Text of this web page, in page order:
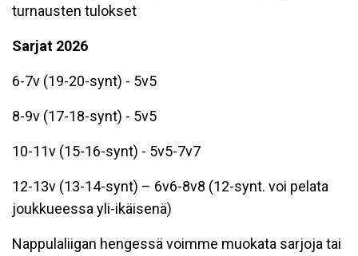
turnausten tulokset
Sarjat 2026
6-7v (19-20-synt) - 5v5
8-9v (17-18-synt) - 5v5
10-11v (15-16-synt) - 5v5-7v7
12-13v (13-14-synt) – 6v6-8v8 (12-synt. voi pelata
joukkueessa yli-ikäisenä)
Nappulaliigan hengessä voimme muokata sarjoja tai